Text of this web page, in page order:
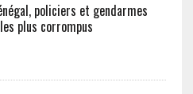
policiers et gendarmes
plus corrompus